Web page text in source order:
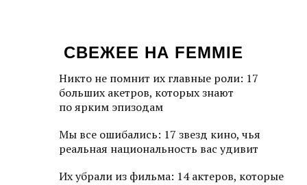
СВЕЖЕЕ НА FEMMIE
Никто не помнит их главные роли: 17
больших акетров, которых знают
по ярким эпизодам
Мы все ошибались: 17 звезд кино, чья
реальная национальность вас удивит
Их убрали из фильма: 14 актеров, которые